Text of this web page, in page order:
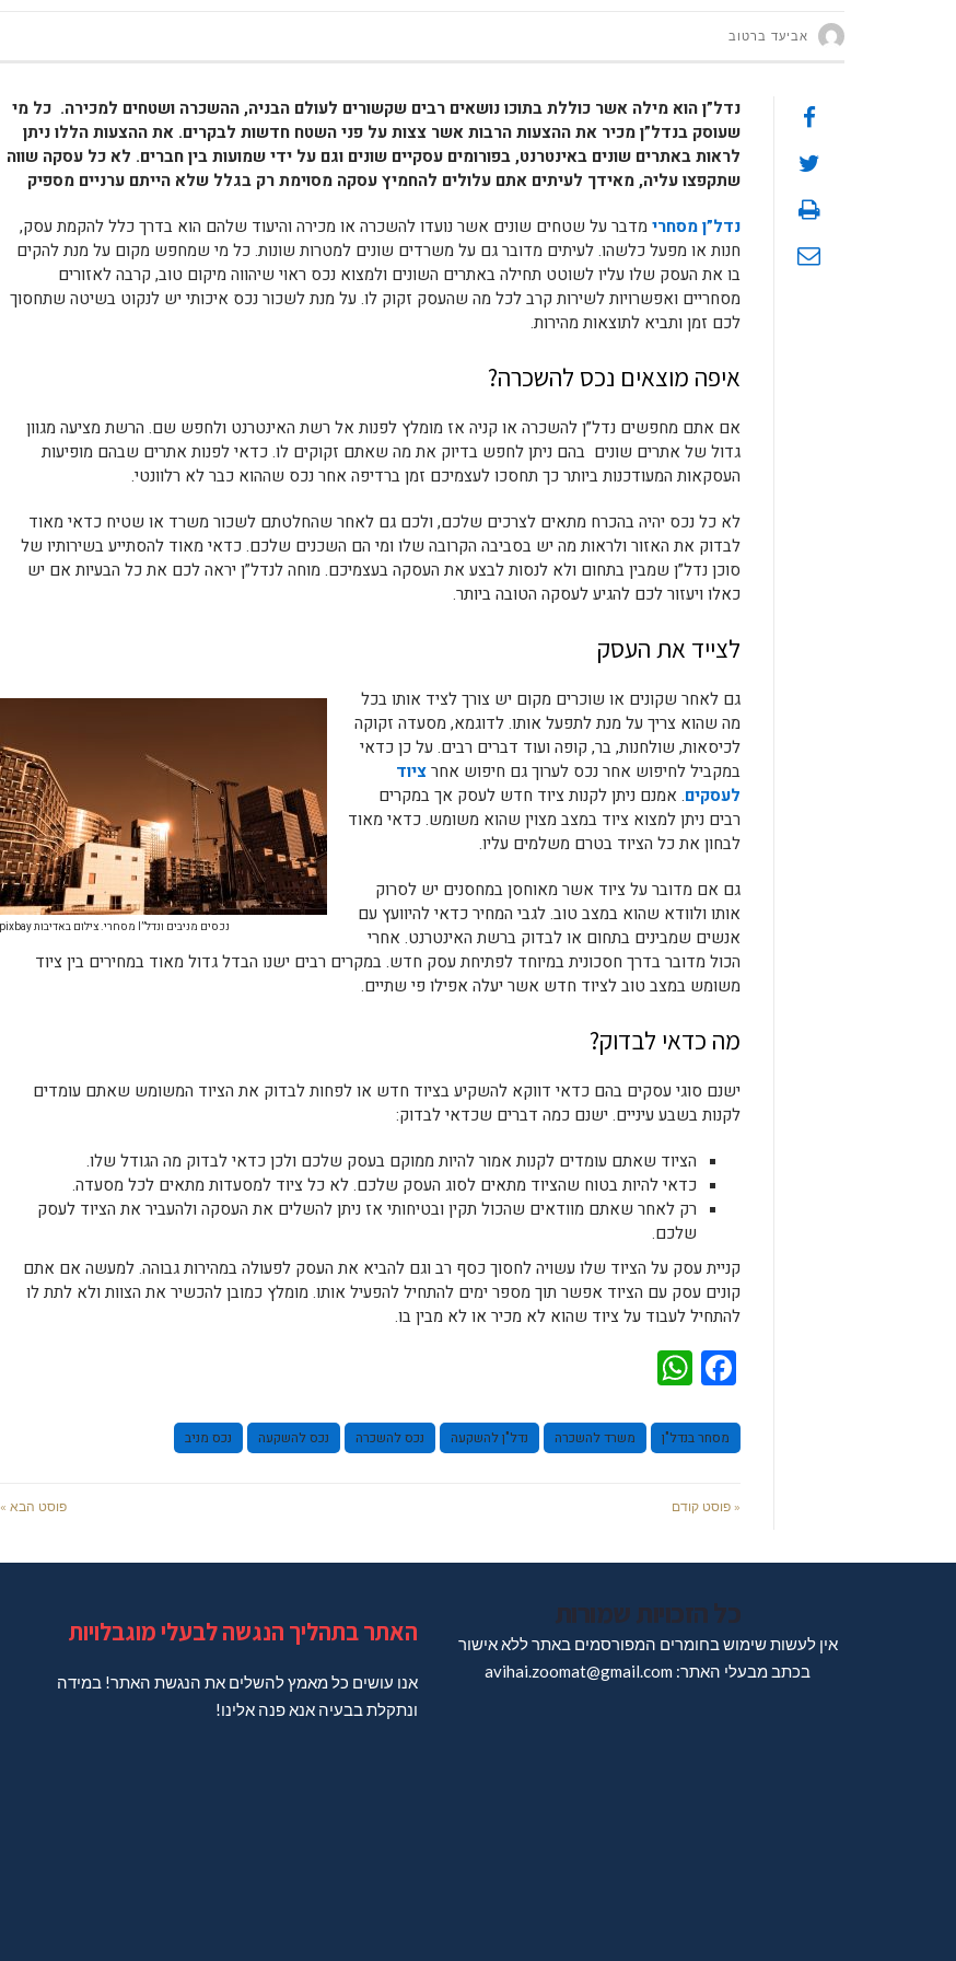
אביעד ברטוב
נדל”ן הוא מילה אשר כוללת בתוכו נושאים רבים שקשורים לעולם הבניה, ההשכרה ושטחים למכירה. כל מי
שעוסק בנדל”ן מכיר את ההצעות הרבות אשר צצות על פני השטח חדשות לבקרים. את ההצעות הללו ניתן
לראות באתרים שונים באינטרנט, בפורומים עסקיים שונים וגם על ידי שמועות בין חברים. לא כל עסקה שווה
שתקפצו עליה, מאידך לעיתים אתם עלולים להחמיץ עסקה מסוימת רק בגלל שלא הייתם ערניים מספיק
נדל”ן מסחרי מדבר על שטחים שונים אשר נועדו להשכרה או מכירה והיעוד שלהם הוא בדרך כלל להקמת עסק,
חנות או מפעל כלשהו. לעיתים מדובר גם על משרדים שונים למטרות שונות. כל מי שמחפש מקום על מנת להקים
בו את העסק שלו עליו לשוטט תחילה באתרים השונים ולמצוא נכס ראוי שיהווה מיקום טוב, קרבה לאזורים
מסחריים ואפשרויות לשירות קרב לכל מה שהעסק זקוק לו. על מנת לשכור נכס איכותי יש לנקוט בשיטה שתחסוך
לכם זמן ותביא לתוצאות מהירות.
איפה מוצאים נכס להשכרה?
אם אתם מחפשים נדל”ן להשכרה או קניה אז מומלץ לפנות אל רשת האינטרנט ולחפש שם. הרשת מציעה מגוון
גדול של אתרים שונים בהם ניתן לחפש בדיוק את מה שאתם זקוקים לו. כדאי לפנות אתרים שבהם מופיעות
העסקאות המעודכנות ביותר כך תחסכו לעצמיכם זמן ברדיפה אחר נכס שההוא כבר לא רלוונטי.
לא כל נכס יהיה בהכרח מתאים לצרכים שלכם, ולכם גם לאחר שהחלטתם לשכור משרד או שטיח כדאי מאוד
לבדוק את האזור ולראות מה יש בסביבה הקרובה שלו ומי הם השכנים שלכם. כדאי מאוד להסתייע בשירותיו של
סוכן נדל”ן שמבין בתחום ולא לנסות לבצע את העסקה בעצמיכם. מוחה לנדל”ן יראה לכם את כל הבעיות אם יש
כאלו ויעזור לכם להגיע לעסקה הטובה ביותר.
לצייד את העסק
נכסים מניבים ונדל”I מסחרי. צילום באדיבות pixbay
גם לאחר שקונים או שוכרים מקום יש צורך לציד אותו בכל
מה שהוא צריך על מנת לתפעל אותו. לדוגמא, מסעדה זקוקה
לכיסאות, שולחנות, בר, קופה ועוד דברים רבים. על כן כדאי
במקביל לחיפוש אחר נכס לערוך גם חיפוש אחר ציוד
לעסקים. אמנם ניתן לקנות ציוד חדש לעסק אך במקרים
רבים ניתן למצוא ציוד במצב מצוין שהוא משומש. כדאי מאוד
לבחון את כל הציוד בטרם משלמים עליו.
גם אם מדובר על ציוד אשר מאוחסן במחסנים יש לסרוק
אותו ולוודא שהוא במצב טוב. לגבי המחיר כדאי להיוועץ עם
אנשים שמבינים בתחום או לבדוק ברשת האינטרנט. אחרי
הכול מדובר בדרך חסכונית במיוחד לפתיחת עסק חדש. במקרים רבים ישנו הבדל גדול מאוד במחירים בין ציוד
משומש במצב טוב לציוד חדש אשר יעלה אפילו פי שתיים.
מה כדאי לבדוק?
ישנם סוגי עסקים בהם כדאי דווקא להשקיע בציוד חדש או לפחות לבדוק את הציוד המשומש שאתם עומדים
לקנות בשבע עיניים. ישנם כמה דברים שכדאי לבדוק:
הציוד שאתם עומדים לקנות אמור להיות ממוקם בעסק שלכם ולכן כדאי לבדוק מה הגודל שלו.
כדאי להיות בטוח שהציוד מתאים לסוג העסק שלכם. לא כל ציוד למסעדות מתאים לכל מסעדה.
רק לאחר שאתם מוודאים שהכול תקין ובטיחותי אז ניתן להשלים את העסקה ולהעביר את הציוד לעסק
שלכם.
קניית עסק על הציוד שלו עשויה לחסוך כסף רב וגם להביא את העסק לפעולה במהירות גבוהה. למעשה אם אתם
קונים עסק עם הציוד אפשר תוך מספר ימים להתחיל להפעיל אותו. מומלץ כמובן להכשיר את הצוות ולא לתת לו
להתחיל לעבוד על ציוד שהוא לא מכיר או לא מבין בו.
Facebook
מסחר בנדל"ן משרד להשכרה נדל"ן להשקעה נכס להשכרה נכס להשקעה נכס מניב
« פוסט קודם פוסט הבא »
כל הזכויות שמורות
אין לעשות שימוש בחומרים המפורסמים באתר ללא אישור
בכתב מבעלי האתר: avihai.zoomat@gmail.com
האתר בתהליך הנגשה לבעלי מוגבלויות
אנו עושים כל מאמץ להשלים את הנגשת האתר! במידה
ונתקלת בבעיה אנא פנה אלינו!